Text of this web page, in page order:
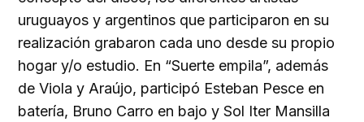
uruguayos y argentinos que participaron en su
realización grabaron cada uno desde su propio
hogar y/o estudio. En “Suerte empila”, además
de Viola y Araújo, participó Esteban Pesce en
batería, Bruno Carro en bajo y Sol Iter Mansilla